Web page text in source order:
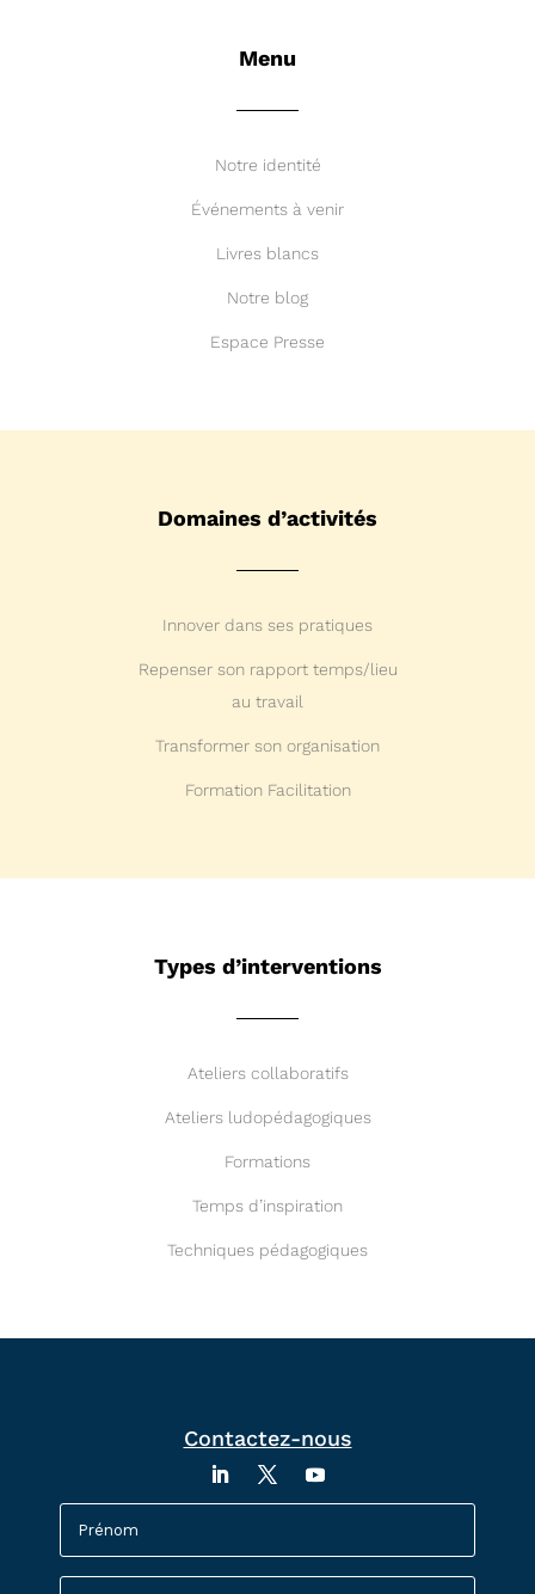
Menu
Notre identité
Événements à venir
Livres blancs
Notre blog
Espace Presse
Domaines d’activités
Innover dans ses pratiques
Repenser son rapport temps/lieu
au travail
Transformer son organisation
Formation Facilitation
Types d’interventions
Ateliers collaboratifs
Ateliers ludopédagogiques
Formations
Temps d’inspiration
Techniques pédagogiques
Contactez-nous